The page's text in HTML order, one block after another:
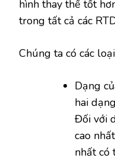
hình thay thế tốt
trong tất cả các
Chúng ta có các
Dạng
hai
Đối với
cao
nhất có